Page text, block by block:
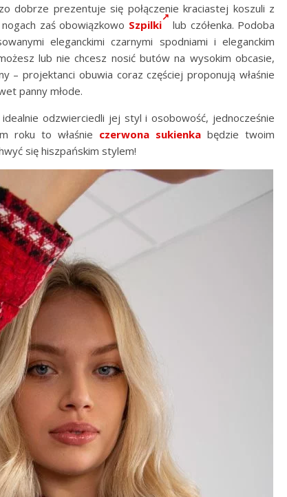
dobrze prezentuje się połączenie kraciastej koszuli z
zaś obowiązkowo Szpilki
lub czółenka. Podoba
eleganckimi czarnymi spodniami i eleganckim
lub nie chcesz nosić butów na wysokim obcasie,
– projektanci obuwia coraz częściej proponują właśnie
panny młode.
odzwierciedli jej styl i osobowość, jednocześnie
roku to właśnie czerwona sukienka będzie twoim
się hiszpańskim stylem!